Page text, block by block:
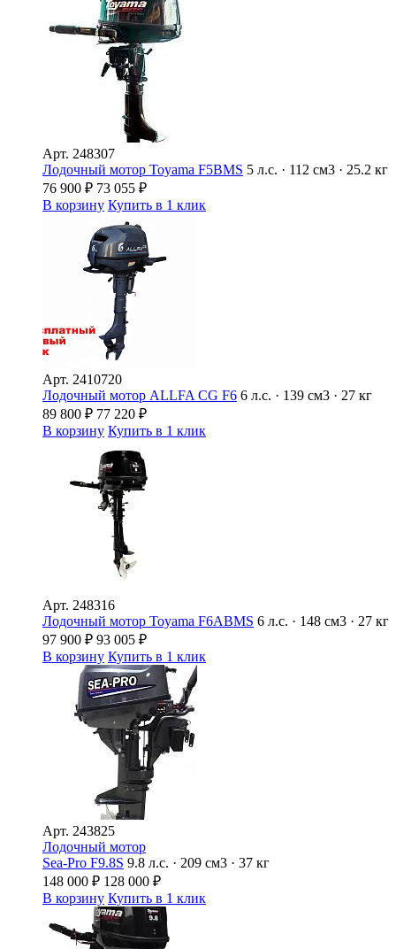
Арт. 248307
Лодочный мотор Toyama F5BMS 5 л.с. · 112 см3 · 25.2 кг
76 900 ₽ 73 055 ₽
В корзину Купить в 1 клик
Арт. 2410720
Лодочный мотор ALLFA CG F6 6 л.с. · 139 см3 · 27 кг
89 800 ₽ 77 220 ₽
В корзину Купить в 1 клик
Арт. 248316
Лодочный мотор Toyama F6ABMS 6 л.с. · 148 см3 · 27 кг
97 900 ₽ 93 005 ₽
В корзину Купить в 1 клик
Арт. 243825
Лодочный мотор
Sea-Pro F9.8S 9.8 л.с. · 209 см3 · 37 кг
148 000 ₽ 128 000 ₽
В корзину Купить в 1 клик